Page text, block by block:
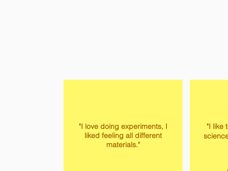
"I love doing experiments, I
liked feeling all different
materials."
"I like